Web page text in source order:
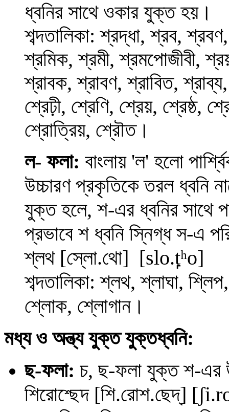
ধ্বনির সাথে ওকার যুক্ত হয়।
শব্দতালিকা: শ্রদ্ধা, শ্রব,
শ্রমিক, শ্রমী, শ্রমপোজীবী,
শ্রাবক, শ্রাবণ, শ্রাবিত,
শ্রেঢ়ী, শ্রেণি, শ্রেয়, শ্রেষ্ঠ,
শ্রোত্রিয়, শ্রৌত।
ল- ফলা: বাংলায় 'ল' হলো
উচ্চারণ প্রকৃতিকেতরল ধ্বনি
যুক্ত হলে, শ-এর ধ্বনির সাথে
প্রভাবে শ ধ্বনি স্নিগ্ধ স-এ
শ্লথ [স্লো.থো] [slo.t̪ʰo]
শব্দতালিকা: শ্লথ, শ্লাঘা,
শ্লোক, শ্লোগান।
মধ্য ও অন্ত্য যুক্ত যুক্তধ্বনি:
ছ-ফলা: চ, ছ-ফলা যুক্ত শ-এর
শিরোশ্ছেদ[শি.রোশ.ছেদ্] [ʃi.r